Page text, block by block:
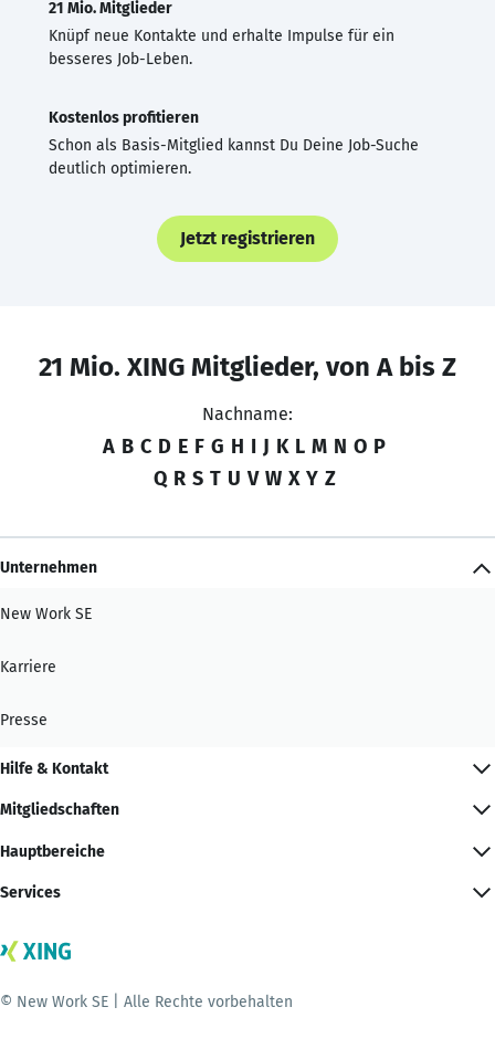
21 Mio. Mitglieder
Knüpf neue Kontakte und erhalte Impulse für ein
besseres Job-Leben.
Kostenlos profitieren
Schon als Basis-Mitglied kannst Du Deine Job-Suche
deutlich optimieren.
Jetzt registrieren
21 Mio. XING Mitglieder, von A bis Z
Nachname:
A B C D E F G H I J K L M N O P
Q R S T U V W X Y Z
Unternehmen
New Work SE
Karriere
Presse
Hilfe & Kontakt
Mitgliedschaften
Hauptbereiche
Services
© New Work SE | Alle Rechte vorbehalten